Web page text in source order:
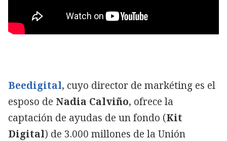
Beedigital, cuyo director de markéting es el
esposo de Nadia Calviño, ofrece la
captación de ayudas de un fondo (Kit
Digital) de 3.000 millones de la Unión